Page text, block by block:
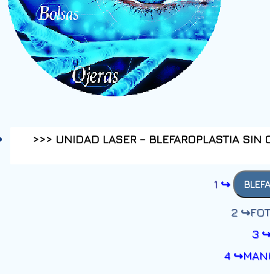
>>> UNIDAD LASER – BLEFAROPLASTIA
1 ↪
2
3
4 ↪